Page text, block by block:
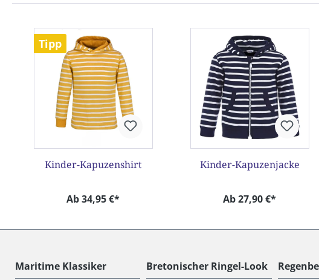
Tipp
Kinder-Kapuzenshirt
Ab 34,95 €*
Kinder-Kapuzenjacke
Ab 27,90 €*
Maritime Klassiker Bretonischer Ringel-Look